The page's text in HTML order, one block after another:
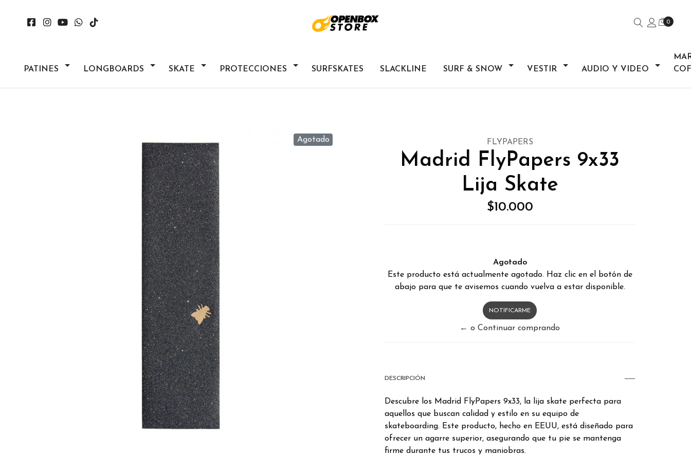
0
PATINES LONGBOARDS SKATE PROTECCIONES SURFSKATES SLACKLINE SURF & SNOW VESTIR AUDIO Y VIDEO
Agotado FLYPAPERS
Madrid FlyPapers 9x33
Lija Skate
$10.000
Agotado
Este producto está actualmente agotado. Haz clic en el botón de
abajo para que te avisemos cuando vuelva a estar disponible.
NOTIFICARME
← o Continuar comprando
DESCRIPCIÓN
Descubre los Madrid FlyPapers 9x33, la lija skate perfecta para
aquellos que buscan calidad y estilo en su equipo de
skateboarding. Este producto, hecho en EEUU, está diseñado para
ofrecer un agarre superior, asegurando que tu pie se mantenga
firme durante tus trucos y maniobras.